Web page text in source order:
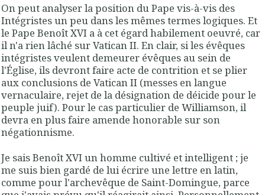
On peut analyser la position du Pape vis-à-vis des
Intégristes un peu dans les mêmes termes logiques. Et
le Pape Benoît XVI a à cet égard habilement oeuvré, car
il n'a rien lâché sur Vatican II. En clair, si les évêques
intégristes veulent demeurer évêques au sein de
l'Église, ils devront faire acte de contrition et se plier
aux conclusions de Vatican II (messes en langue
vernaculaire, rejet de la désignation de déicide pour le
peuple juif). Pour le cas particulier de Williamson, il
devra en plus faire amende honorable sur son
négationnisme.
Je sais Benoît XVI un homme cultivé et intelligent ; je
me suis bien gardé de lui écrire une lettre en latin,
comme pour l'archevêque de Saint-Domingue, parce